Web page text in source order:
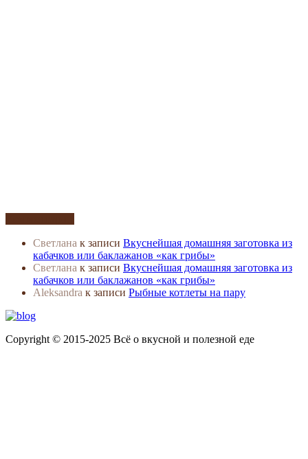
Светлана к записи Вкуснейшая домашняя заготовка из
кабачков или баклажанов «как грибы»
Светлана к записи Вкуснейшая домашняя заготовка из
кабачков или баклажанов «как грибы»
Aleksandra к записи Рыбные котлеты на пару
Copyright © 2015-2025 Всё о вкусной и полезной еде